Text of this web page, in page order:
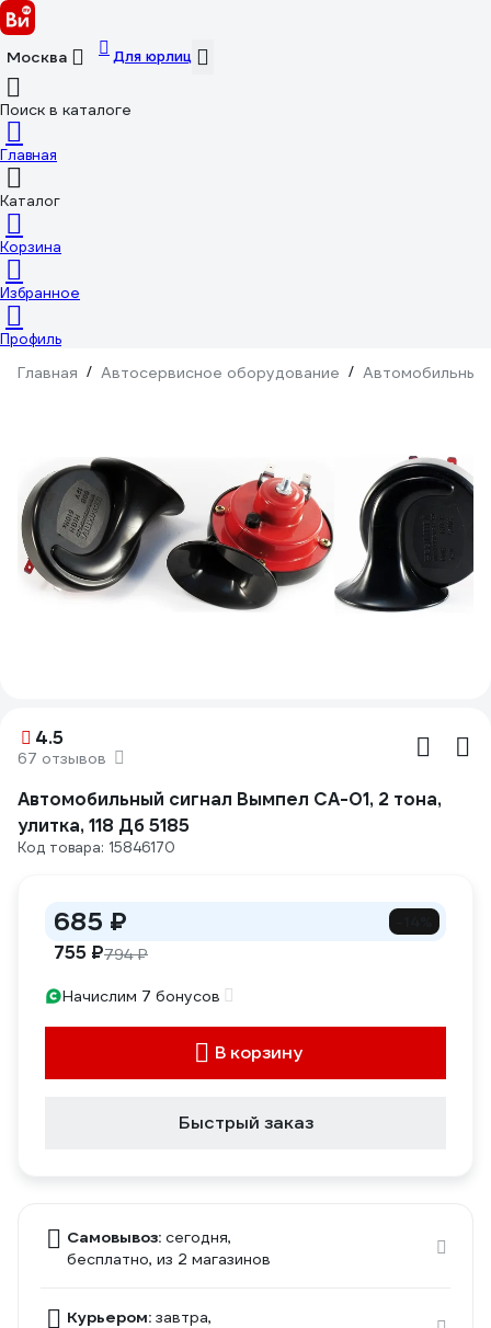
Москва Для юрлиц
Поиск в каталоге
Главная
Каталог
Корзина
Избранное
Профиль
Главная / Автосервисное оборудование / Автомобильные
4.5
67 отзывов
Автомобильный сигнал Вымпел СА-01, 2 тона,
улитка, 118 Дб 5185
Код товара: 15846170
685 ₽
755 ₽794 ₽
Начислим 7 бонусов
В корзину
Быстрый заказ
Самовывоз: сегодня,
бесплатно, из 2 магазинов
Курьером: завтра,